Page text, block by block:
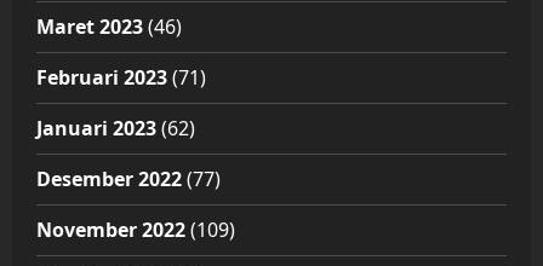
Maret 2023(46)
Februari 2023(71)
Januari 2023(62)
Desember 2022(77)
November 2022(109)